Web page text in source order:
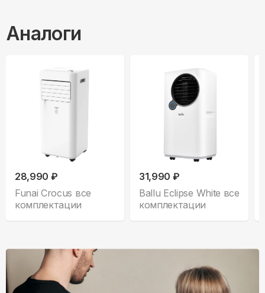
Аналоги
28,990 ₽
Funai Crocus все
комплектации
31,990 ₽
Ballu Eclipse White все
комплектации